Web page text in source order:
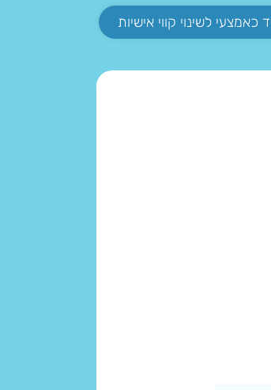
לשינוי קווי אישיות